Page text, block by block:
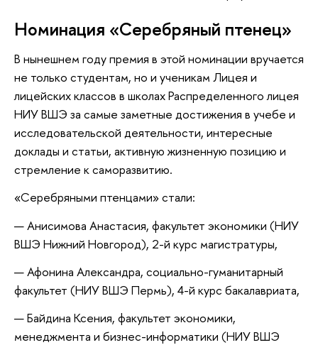
Номинация «Серебряный птенец»
В нынешнем году премия в этой номинации вручается
не только студентам, но и ученикам Лицея и
лицейских классов в школах Распределенного лицея
НИУ ВШЭ за самые заметные достижения в учебе и
исследовательской деятельности, интересные
доклады и статьи, активную жизненную позицию и
стремление к саморазвитию.
«Серебряными птенцами» стали:
Анисимова Анастасия, факультет экономики (НИУ
ВШЭ Нижний Новгород), 2-й курс магистратуры,
Афонина Александра, социально-гуманитарный
факультет (НИУ ВШЭ Пермь), 4-й курс бакалавриата,
Байдина Ксения, факультет экономики,
менеджмента и бизнес-информатики (НИУ ВШЭ